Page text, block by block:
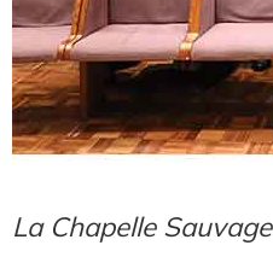
La Chapelle Sauvage